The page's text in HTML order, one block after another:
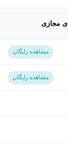
مجازی
مشاهده رایگان
مشاهده رایگان